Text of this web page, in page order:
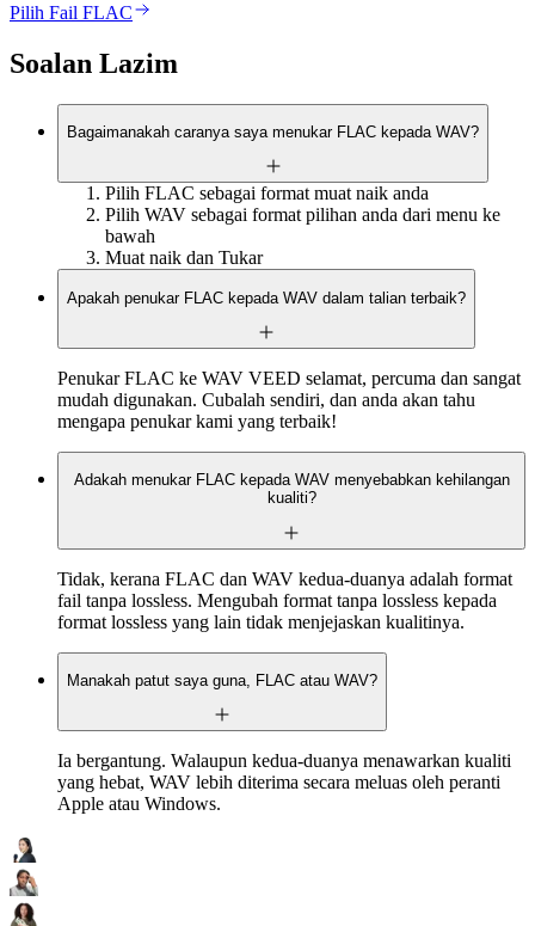
Pilih Fail FLAC
Soalan Lazim
Bagaimanakah caranya saya menukar FLAC kepada WAV?
Pilih FLAC sebagai format muat naik anda
Pilih WAV sebagai format pilihan anda dari menu ke
bawah
Muat naik dan Tukar
Apakah penukar FLAC kepada WAV dalam talian terbaik?
Penukar FLAC ke WAV VEED selamat, percuma dan sangat
mudah digunakan. Cubalah sendiri, dan anda akan tahu
mengapa penukar kami yang terbaik!
Adakah menukar FLAC kepada WAV menyebabkan kehilangan
kualiti?
Tidak, kerana FLAC dan WAV kedua-duanya adalah format
fail tanpa lossless. Mengubah format tanpa lossless kepada
format lossless yang lain tidak menjejaskan kualitinya.
Manakah patut saya guna, FLAC atau WAV?
Ia bergantung. Walaupun kedua-duanya menawarkan kualiti
yang hebat, WAV lebih diterima secara meluas oleh peranti
Apple atau Windows.